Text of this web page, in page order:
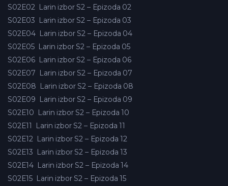
S02E02 Larin izbor S2 – Epizoda 02
S02E03 Larin izbor S2 – Epizoda 03
S02E04 Larin izbor S2 – Epizoda 04
S02E05 Larin izbor S2 – Epizoda 05
S02E06 Larin izbor S2 – Epizoda 06
S02E07 Larin izbor S2 – Epizoda 07
S02E08 Larin izbor S2 – Epizoda 08
S02E09 Larin izbor S2 – Epizoda 09
S02E10 Larin izbor S2 – Epizoda 10
S02E11
Larin izbor S2 – Epizoda 11
S02E12 Larin izbor S2 – Epizoda 12
S02E13 Larin izbor S2 – Epizoda 13
S02E14 Larin izbor S2 – Epizoda 14
S02E15 Larin izbor S2 – Epizoda 15